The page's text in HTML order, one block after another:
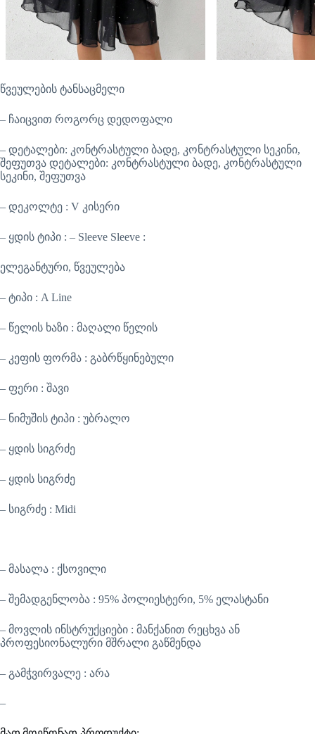
წვეულების ტანსაცმელი
– ჩაიცვით როგორც დედოფალი
– დეტალები: კონტრასტული ბადე, კონტრასტული სეკინი,
შეფუთვა დეტალები: კონტრასტული ბადე, კონტრასტული
სეკინი, შეფუთვა
– დეკოლტე : V კისერი
– ყდის ტიპი : – Sleeve Sleeve :
ელეგანტური, წვეულება
– ტიპი : A Line
– წელის ხაზი : მაღალი წელის
– კეფის ფორმა : გაბრწყინებული
– ფერი : შავი
– ნიმუშის ტიპი : უბრალო
– ყდის სიგრძე
– ყდის სიგრძე
– სიგრძე : Midi
– მასალა : ქსოვილი
– შემადგენლობა : 95% პოლიესტერი, 5% ელასტანი
– მოვლის ინსტრუქციები : მანქანით რეცხვა ან
პროფესიონალური მშრალი გაწმენდა
– გამჭვირვალე : არა
–